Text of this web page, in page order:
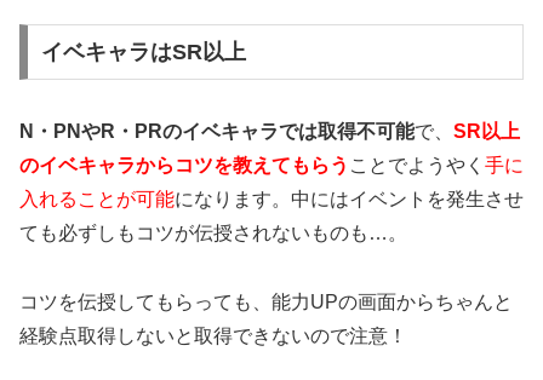
イベキャラはSR以上
N・PNやR・PRのイベキャラでは取得不可能で、 SR以上
のイベキャラからコツを教えてもらう ことでようやく 手に
入れることが可能になります。中にはイベントを発生させ
ても必ずしもコツが伝授されないものも…。
コツを伝授してもらっても、能力UPの画面からちゃんと
経験点取得しないと取得できないので注意！